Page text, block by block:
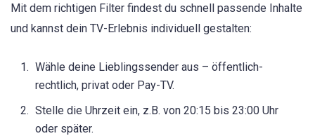
Mit dem richtigen Filter findest du schnell passende Inhalte
und kannst dein TV-Erlebnis individuell gestalten:
Wähle deine Lieblingssender aus – öffentlich-
rechtlich, privat oder Pay-TV.
Stelle die Uhrzeit ein, z.B. von 20:15 bis 23:00 Uhr
oder später.